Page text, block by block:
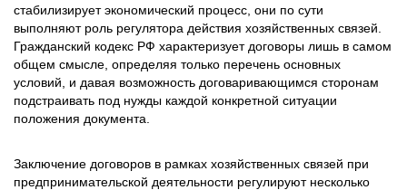
стабилизирует экономический процесс, они по сути
выполняют роль регулятора действия хозяйственных связей.
Гражданский кодекс РФ характеризует договоры лишь в самом
общем смысле, определяя только перечень основных
условий, и давая возможность договаривающимся сторонам
подстраивать под нужды каждой конкретной ситуации
положения документа.
Заключение договоров в рамках хозяйственных связей при
предпринимательской деятельности регулируют несколько